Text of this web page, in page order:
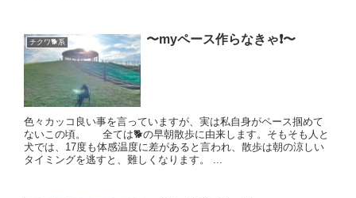
チクワ🐕系 〜myペース作らなきゃ❗️〜
色々カッコ良い事を言っていますが、実は私自身がペース掴めて
ないこの頃。 全ては🐕の早朝散歩に由来します。そもそも人と
犬では、17度も体感温度に差があると言われ、散歩は朝の涼しい
タイミングを逃すと、難しくなります。 ...